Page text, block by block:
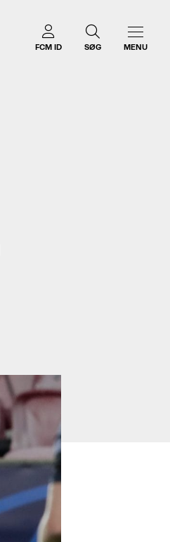
FCM ID SØG MENU